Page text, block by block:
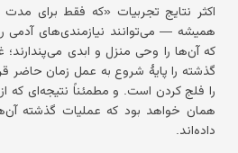
اکثر نتایج تجربیات «که فقط برای
همیشه — می‌توانند نیازمندی‌های آدمی
که آن‌ها را وحی منزل و ابدی می‌پندارند؛
گذشته را پایهٔ شروع به عمل زمان حاضر
را فلج کردن است. و مطمئناً نتیجه‌ای که
همان خواهد بود که عملیات گذشته
داده‌اند.